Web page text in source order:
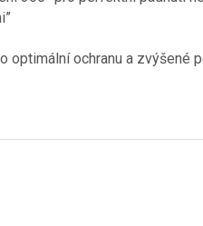
optimální ochranu a zvýšené